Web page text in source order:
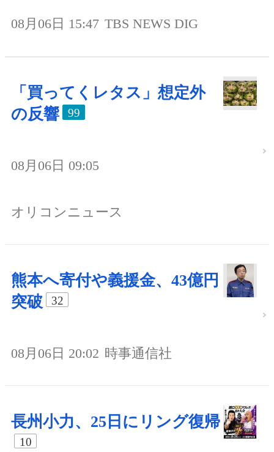
08月06日 15:47 TBS NEWS DIG
「買ってくレタス」想定外
の反響
99
08月06日 09:05
オリコンニュース
熊本へ寄付や義援金、43億円
突破
32
08月06日 20:02 時事通信社
長州小力、25日にリング復帰
10